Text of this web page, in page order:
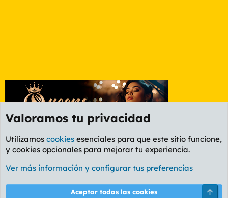
Foro General
Cookies
PL OLDSTYLE AMARILLO
Términos y reglas Política de privacidad Ayuda
Valoramos tu privacidad
Utilizamos cookies esenciales para que este sitio funcione,
y cookies opcionales para mejorar tu experiencia.
Ver más información y configurar tus preferencias
Aceptar todas las cookies